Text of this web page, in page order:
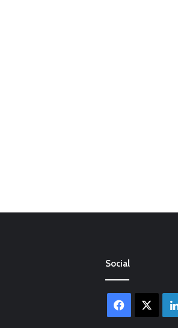
Social
Facebook